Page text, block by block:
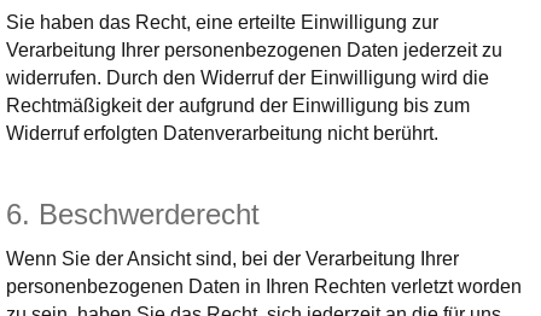
Sie haben das Recht, eine erteilte Einwilligung zur
Verarbeitung Ihrer personenbezogenen Daten jederzeit zu
widerrufen. Durch den Widerruf der Einwilligung wird die
Rechtmäßigkeit der aufgrund der Einwilligung bis zum
Widerruf erfolgten Datenverarbeitung nicht berührt.
6. Beschwerderecht
Wenn Sie der Ansicht sind, bei der Verarbeitung Ihrer
personenbezogenen Daten in Ihren Rechten verletzt worden